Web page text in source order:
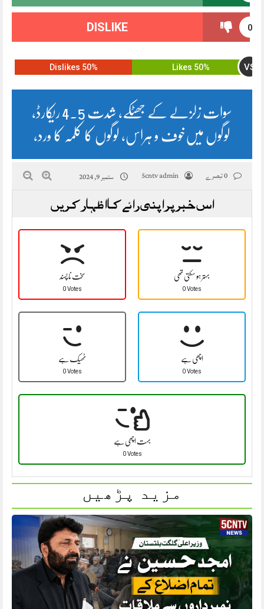
0
DISLIKE
50% Likes VS
50% Dislikes
سوات زلزلے کے جھٹکے، شدت 4.5 ریکارڈ،
لوگوں میں‌خوف و ہراس، لوگوں کا کلمہ کا ورد،
5cntv admin ستمبر 9, 2024
اس خبر پر اپنی رائے کا اظہار کریں
سخت نا پسند
0 Votes
بہتر ہو سکتی تھی
0 Votes
ٹھیک ہے
0 Votes
اچھی ہے
0 Votes
بہت اچھی ہے
0 Votes
مزید پڑھیں